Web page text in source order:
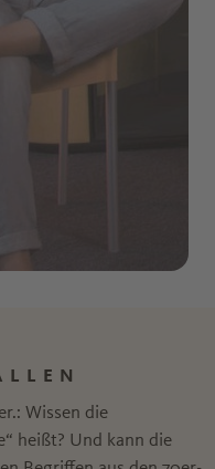
Wissen die
heißt? Und kann die